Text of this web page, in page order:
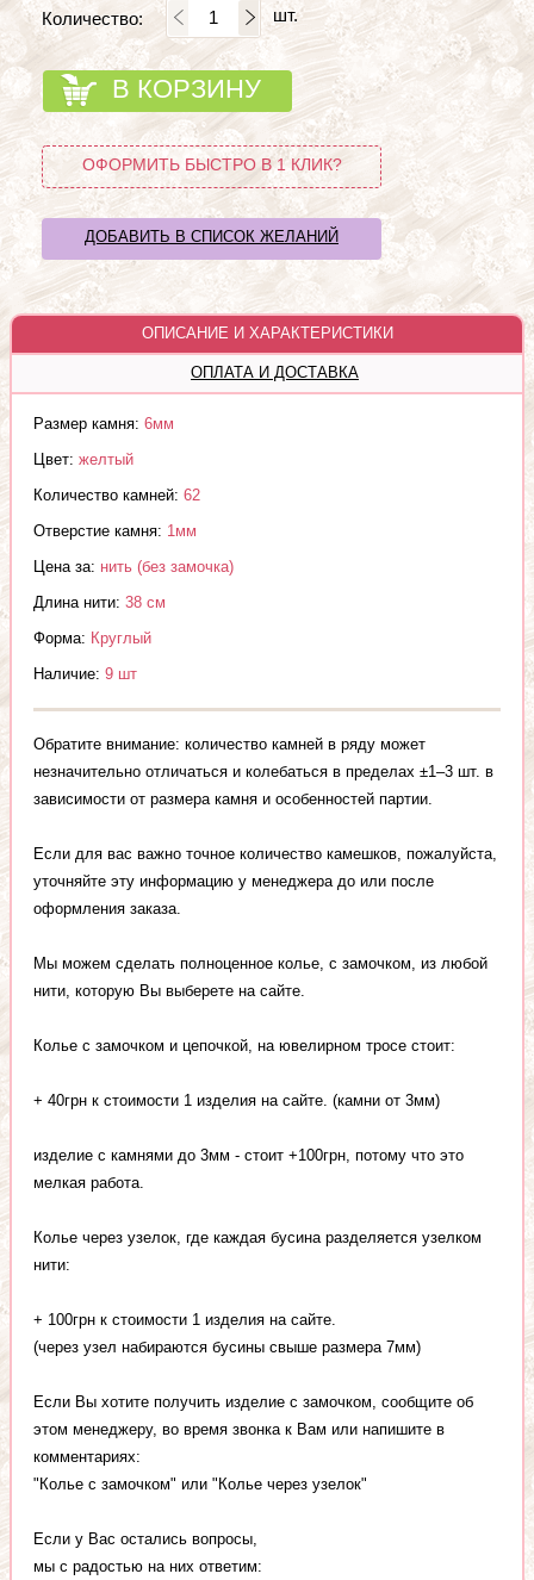
Количество: шт.
В КОРЗИНУ
ОФОРМИТЬ БЫСТРО В 1 КЛИК?
ДОБАВИТЬ В СПИСОК ЖЕЛАНИЙ
ОПИСАНИЕ И ХАРАКТЕРИСТИКИ
ОПЛАТА И ДОСТАВКА
Размер камня: 6мм
Цвет: желтый
Количество камней: 62
Отверстие камня: 1мм
Цена за: нить (без замочка)
Длина нити: 38 см
Форма: Круглый
Наличие: 9 шт
Обратите внимание: количество камней в ряду может
незначительно отличаться и колебаться в пределах ±1–3 шт. в
зависимости от размера камня и особенностей партии.
Если для вас важно точное количество камешков, пожалуйста,
уточняйте эту информацию у менеджера до или после
оформления заказа.
Мы можем сделать полноценное колье, с замочком, из любой
нити, которую Вы выберете на сайте.
Колье с замочком и цепочкой, на ювелирном тросе стоит:
+ 40грн к стоимости 1 изделия на сайте. (камни от 3мм)
изделие с камнями до 3мм - стоит +100грн, потому что это
мелкая работа.
Колье через узелок, где каждая бусина разделяется узелком
нити:
+ 100грн к стоимости 1 изделия на сайте.
(через узел набираются бусины свыше размера 7мм)
Если Вы хотите получить изделие с замочком, сообщите об
этом менеджеру, во время звонка к Вам или напишите в
комментариях:
"Колье с замочком" или "Колье через узелок"
Если у Вас остались вопросы,
мы с радостью на них ответим: